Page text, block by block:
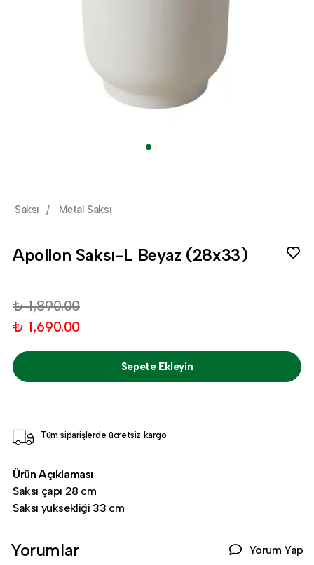
Saksı / Metal Saksı
Apollon Saksı-L Beyaz (28x33)
₺ 1,890.00
₺ 1,690.00
Sepete Ekleyin
Tüm siparişlerde ücretsiz kargo
Ürün Açıklaması
Saksı çapı 28 cm
Saksı yüksekliği 33 cm
Yorumlar Yorum Yap